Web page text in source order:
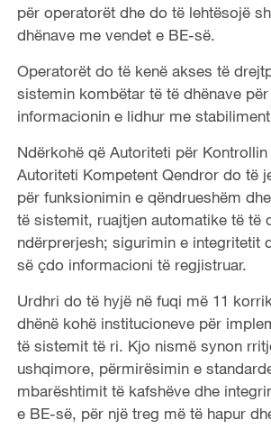
për operatorët dhe do të lehtësojë
dhënave me vendet e BE-së.
Operatorët do të kenë akses të
sistemin kombëtar të të dhënave
informacionin e lidhur me
Ndërkohë që Autoriteti për Kontrollin
Autoriteti Kompetent Qendror do të
për funksionimin e qëndrueshëm
të sistemit, ruajtjen automatike të të
ndërprerjesh; sigurimin e integritetit
së çdo informacioni të regjistruar.
Urdhri do të hyjë në fuqi më 11
dhënë kohë institucioneve për
të sistemit të ri. Kjo nismë synon
ushqimore, përmirësimin e
mbarështimit të kafshëve dhe
e BE-së, për një treg më të hapur